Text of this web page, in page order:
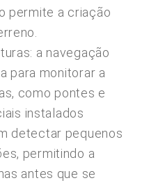
permite a criação
a navegação
para monitorar a
como pontes e
instalados
detectar pequenos
permitindo a
antes que se